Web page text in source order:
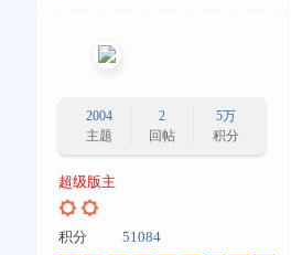
2004
主题
2
回帖
5万
积分
超级版主
积分 51084